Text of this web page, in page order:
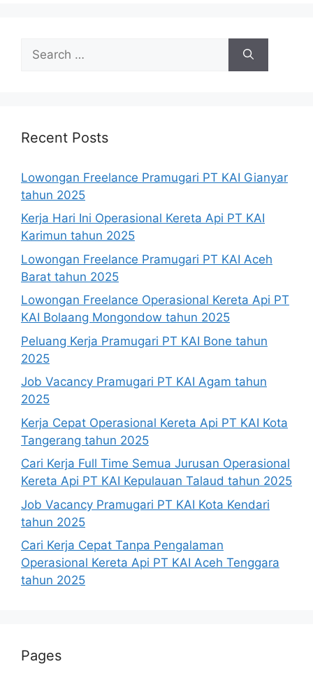
for:
Recent Posts
Lowongan Freelance Pramugari PT KAI Gianyar
tahun 2025
Kerja Hari Ini Operasional Kereta Api PT KAI
Karimun tahun 2025
Lowongan Freelance Pramugari PT KAI Aceh
Barat tahun 2025
Lowongan Freelance Operasional Kereta Api PT
KAI Bolaang Mongondow tahun 2025
Peluang Kerja Pramugari PT KAI Bone tahun
2025
Job Vacancy Pramugari PT KAI Agam tahun
2025
Kerja Cepat Operasional Kereta Api PT KAI Kota
Tangerang tahun 2025
Cari Kerja Full Time Semua Jurusan Operasional
Kereta Api PT KAI Kepulauan Talaud tahun 2025
Job Vacancy Pramugari PT KAI Kota Kendari
tahun 2025
Cari Kerja Cepat Tanpa Pengalaman
Operasional Kereta Api PT KAI Aceh Tenggara
tahun 2025
Pages